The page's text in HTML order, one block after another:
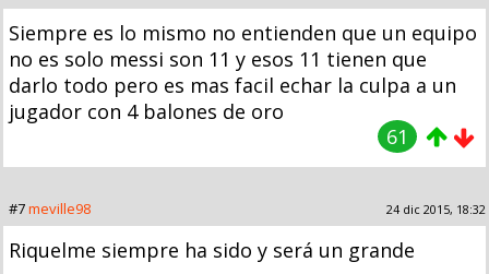
Siempre es lo mismo no entienden que un equipo
no es solo messi son 11 y esos 11 tienen que
darlo todo pero es mas facil echar la culpa a un
jugador con 4 balones de oro
61
#7meville98 24 dic 2015, 18:32
Riquelme siempre ha sido y será un grande